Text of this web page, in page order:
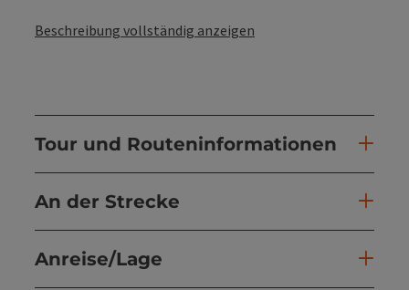
Beschreibung vollständig anzeigen
Tour und Routeninformationen
An der Strecke
Anreise/Lage